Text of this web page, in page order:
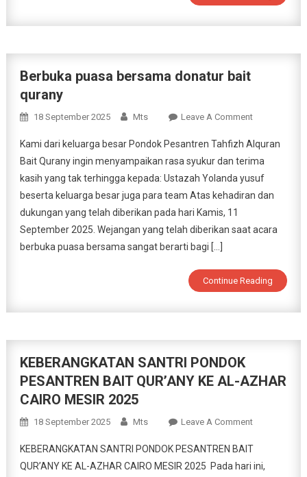
Berbuka puasa bersama donatur bait
qurany
18 September 2025 Mts Leave A CommentOn
Puasa
Bersama
Donatur
Bait
Kami dari keluarga besar Pondok Pesantren Tahfizh Alquran
Bait Qurany ingin menyampaikan rasa syukur dan terima
kasih yang tak terhingga kepada: Ustazah Yolanda yusuf
beserta keluarga besar juga para team Atas kehadiran dan
dukungan yang telah diberikan pada hari Kamis, 11
September 2025. Wejangan yang telah diberikan saat acara
berbuka puasa bersama sangat berarti bagi […]
Continue Reading
KEBERANGKATAN SANTRI PONDOK
PESANTREN BAIT QUR’ANY KE AL-AZHAR
CAIRO MESIR 2025
18 September 2025 Mts Leave A CommentOn
PONDOK
KEBERANGKATAN SANTRI PONDOK PESANTREN BAIT
QUR’ANY KE AL-AZHAR CAIRO MESIR 2025 Pada hari ini,